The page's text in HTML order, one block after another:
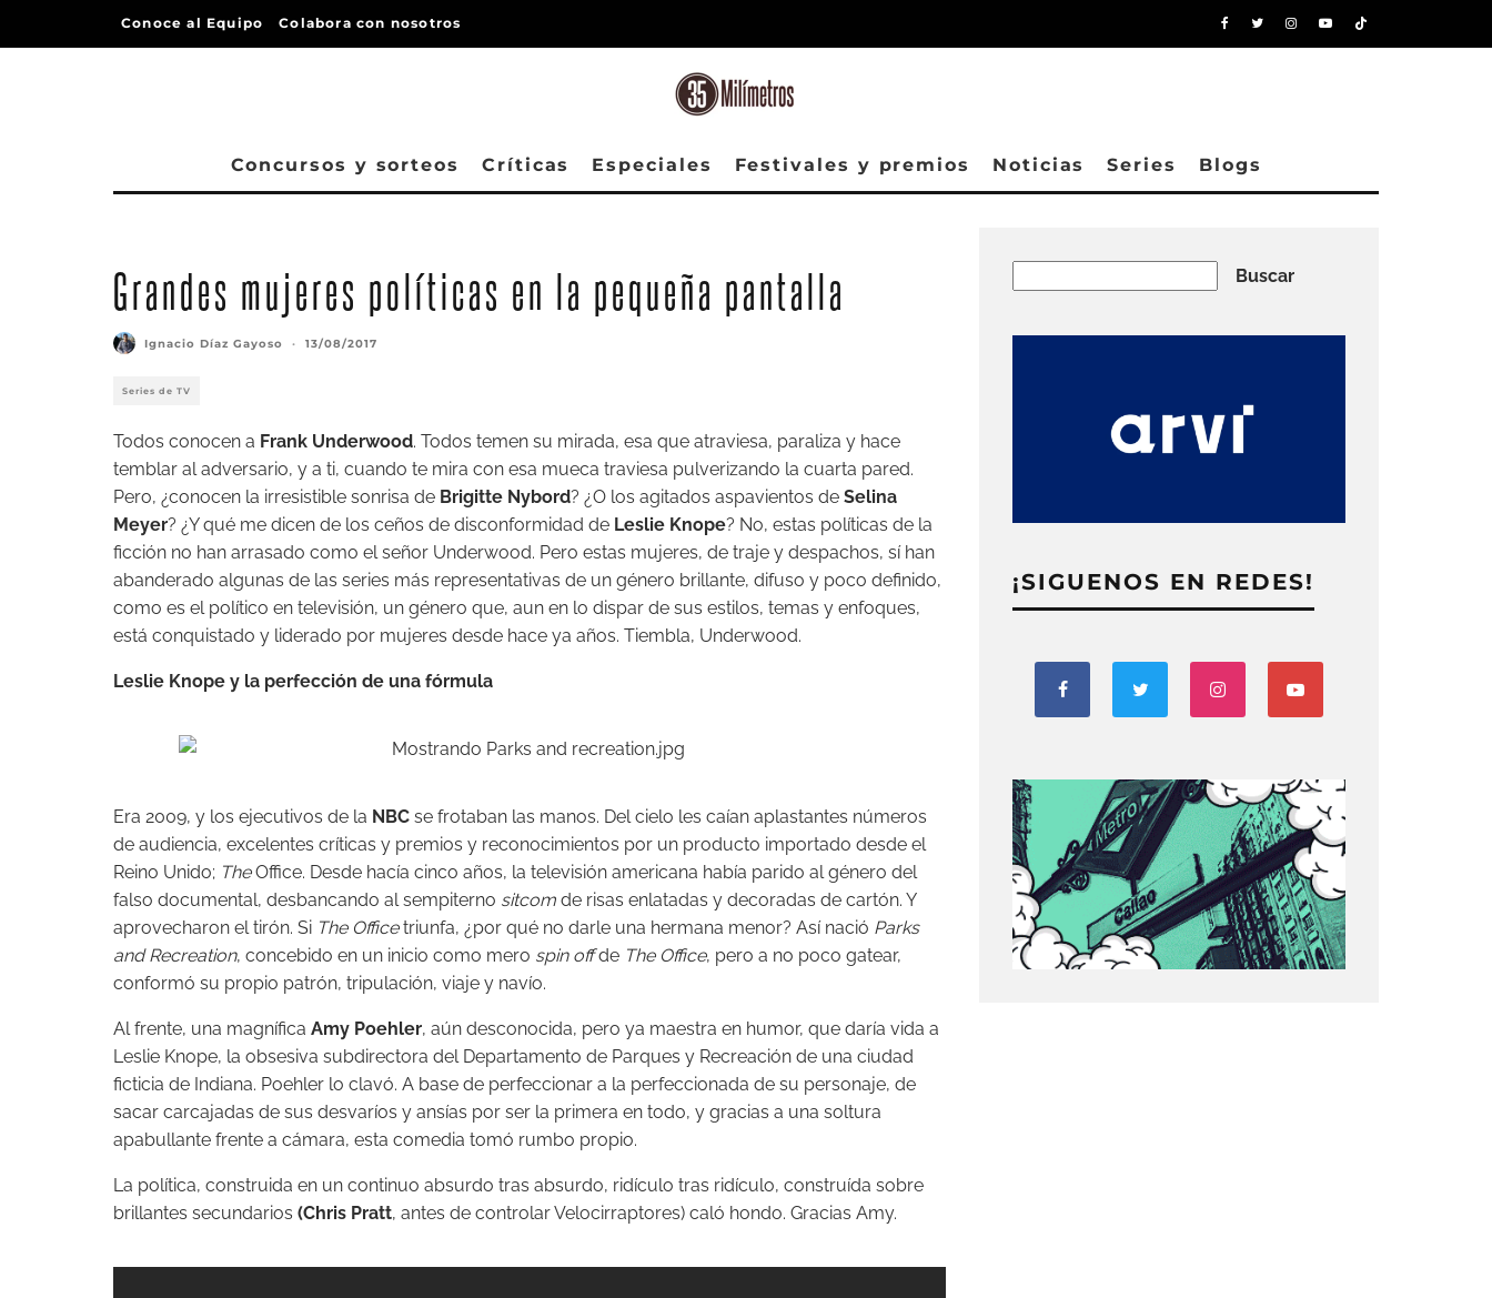
Conoce al Equipo Colabora con nosotros
Concursos y sorteos Críticas Especiales Festivales y premios Noticias Series Blogs
Grandes mujeres políticas en la pequeña pantalla
Ignacio Díaz Gayoso · 13/08/2017
Series de TV
Todos conocen a Frank Underwood. Todos temen su mirada, esa que atraviesa, paraliza y hace
temblar al adversario, y a ti, cuando te mira con esa mueca traviesa pulverizando la cuarta pared.
Pero, ¿conocen la irresistible sonrisa de Brigitte Nybord? ¿O los agitados aspavientos de Selina
Meyer? ¿Y qué me dicen de los ceños de disconformidad de Leslie Knope? No, estas políticas de la
ficción no han arrasado como el señor Underwood. Pero estas mujeres, de traje y despachos, sí han
abanderado algunas de las series más representativas de un género brillante, difuso y poco definido,
como es el político en televisión, un género que, aun en lo dispar de sus estilos, temas y enfoques,
está conquistado y liderado por mujeres desde hace ya años. Tiembla, Underwood.
Leslie Knope y la perfección de una fórmula
Era 2009, y los ejecutivos de la NBC se frotaban las manos. Del cielo les caían aplastantes números
de audiencia, excelentes críticas y premios y reconocimientos por un producto importado desde el
Reino Unido; TheOffice. Desde hacía cinco años, la televisión americana había parido al género del
falso documental, desbancando al sempiterno sitcom de risas enlatadas y decoradas de cartón. Y
aprovecharon el tirón. Si The Officetriunfa, ¿por qué no darle una hermana menor? Así nació Parks
and Recreation, concebido en un inicio como mero spin offde The Office, pero a no poco gatear,
conformó su propio patrón, tripulación, viaje y navío.
Al frente, una magnífica Amy Poehler, aún desconocida, pero ya maestra en humor, que daría vida a
Leslie Knope, la obsesiva subdirectora del Departamento de Parques y Recreación de una ciudad
ficticia de Indiana. Poehler lo clavó. A base de perfeccionar a la perfeccionada de su personaje, de
sacar carcajadas de sus desvaríos y ansías por ser la primera en todo, y gracias a una soltura
apabullante frente a cámara, esta comedia tomó rumbo propio.
La política, construida en un continuo absurdo tras absurdo, ridículo tras ridículo, construída sobre
brillantes secundarios (Chris Pratt, antes de controlar Velocirraptores) caló hondo. Gracias Amy.
Buscar
¡SIGUENOS EN REDES!